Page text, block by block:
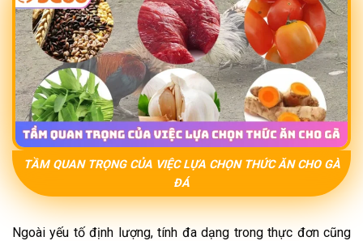
TẦM QUAN TRỌNG CỦA VIỆC LỰA CHỌN THỨC ĂN CHO GÀ
ĐÁ
Ngoài yếu tố định lượng, tính đa dạng trong thực đơn cũng